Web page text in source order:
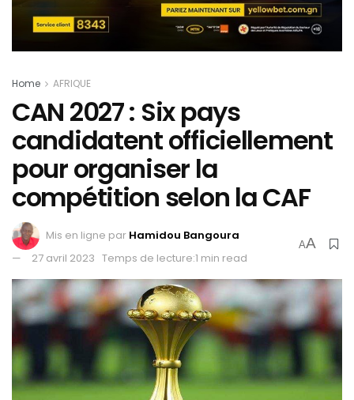
Home AFRIQUE
CAN 2027 : Six pays
candidatent officiellement
pour organiser la
compétition selon la CAF
Mis en ligne par Hamidou Bangoura
27 avril 2023 Temps de lecture:1 min read
AA